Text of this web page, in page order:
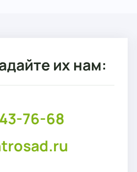
их нам:
76-68